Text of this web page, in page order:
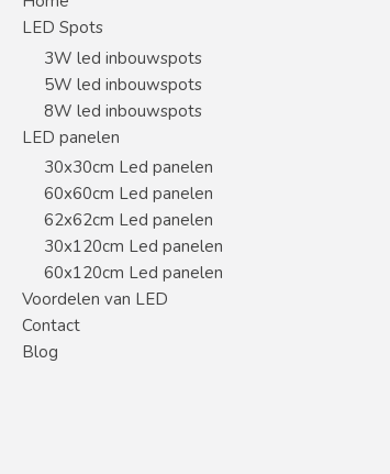
LED Spots
3W led inbouwspots
5W led inbouwspots
8W led inbouwspots
LED panelen
30x30cm Led panelen
60x60cm Led panelen
62x62cm Led panelen
30x120cm Led panelen
60x120cm Led panelen
Voordelen van LED
Contact
Blog